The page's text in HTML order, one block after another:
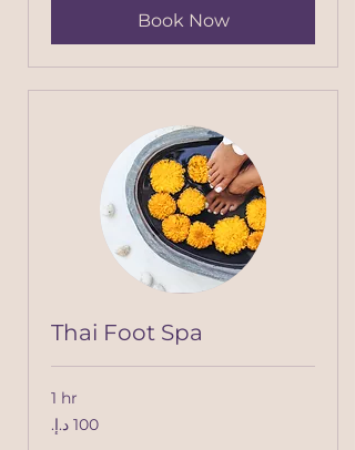
Book Now
Thai Foot Spa
1 hr
100
درهم